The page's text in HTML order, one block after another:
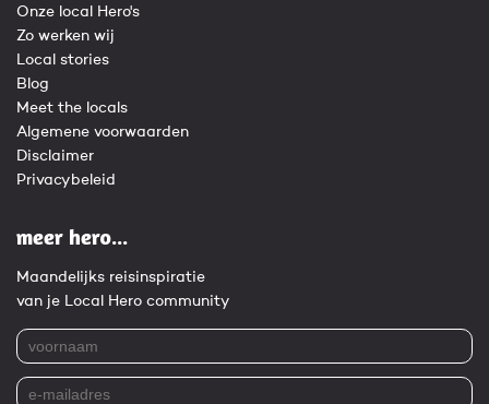
Onze local Hero's
Zo werken wij
Local stories
Blog
Meet the locals
Algemene voorwaarden
Disclaimer
Privacybeleid
meer hero...
Maandelijks reisinspiratie
van je Local Hero community